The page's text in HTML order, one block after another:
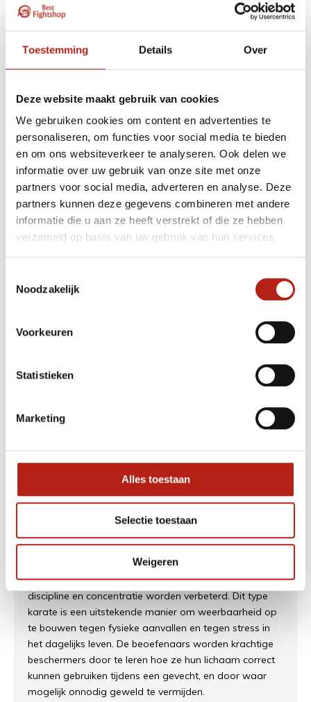
Toestemming Details Over
Deze website maakt gebruik van cookies
We gebruiken cookies om content en advertenties te
personaliseren, om functies voor social media te bieden
en om ons websiteverkeer te analyseren. Ook delen we
informatie over uw gebruik van onze site met onze
partners voor social media, adverteren en analyse. Deze
partners kunnen deze gegevens combineren met andere
informatie die u aan ze heeft verstrekt of die ze hebben
verzameld op basis van uw gebruik van hun services.
Noodzakelijk
Voorkeuren
Statistieken
Marketing
Alles toestaan
Selectie toestaan
Weigeren
zodanig ontwikkelde hij full-contactcompetities om het
ware vermogen van jagers in realistische
Kyokushinkai Karate benodigdheden
Kyokushinkai Karate is een populaire krijgskunstvorm en
de beoefenaars zijn altijd op zoek naar de beste
karatebenodigdheden voor hun training. Of u nu een
beginner of een gevorderde beoefenaar bent, het
vinden van de juiste soort kleding, pakken en
beschermers is essentieel om uw veiligheid tijdens het
oefenen te garanderen.
Kyokushinkai Karate biedt een breed scala aan
beschermende uitrusting die speciaal is ontworpen
uniformen die verkrijgbaar zijn in vele kleuren en maten
voor alle lichaamstypes, evenals speciale gi's (het
duurzame materialen voor langdurige bescherming.
die kunnen helpen het risico op letsel te minimaliseren
Kyokushinkai Karate is een krijgskunststijl die sinds de
ontwikkeld als een effectieve manier om zichzelf te
van Kyokushinkai Karate biedt beoefenaars de
vaardigheden die nodig zijn voor zelfverdediging en
bescherming in elke situatie.
De primaire focus van Kyokushinkai Karate ligt op het
ontwikkelen van kracht en behendigheid door
rigoureuze training, terwijl ook iemands mentale
discipline en concentratie worden verbeterd. Dit type
karate is een uitstekende manier om weerbaarheid op
te bouwen tegen fysieke aanvallen en tegen stress in
het dagelijks leven. De beoefenaars worden krachtige
beschermers door te leren hoe ze hun lichaam correct
kunnen gebruiken tijdens een gevecht, en door waar
mogelijk onnodig geweld te vermijden.